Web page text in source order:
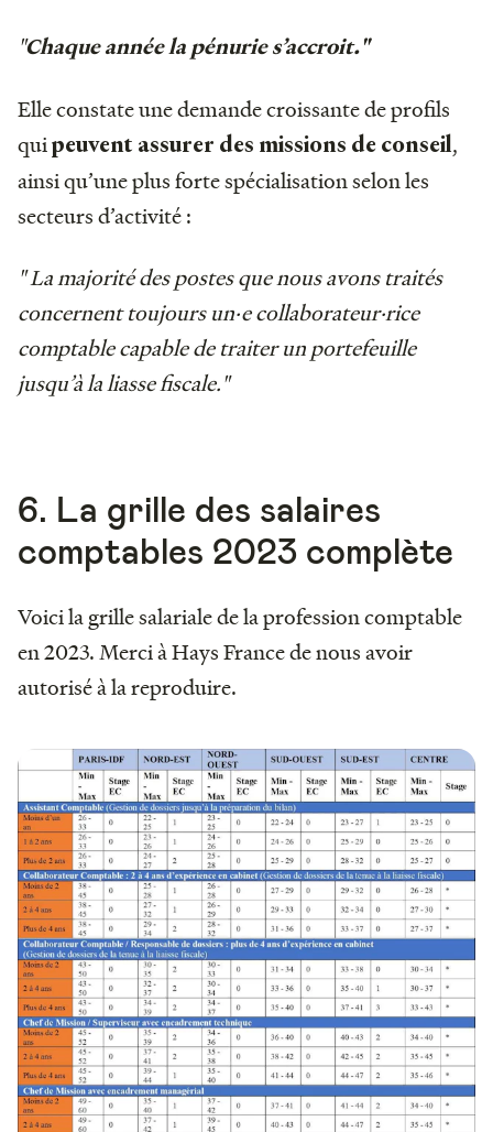
"Chaque année la pénurie s’accroit."
Elle constate une demande croissante de profils
quipeuvent assurer des missions de conseil,
ainsi qu’une plus forte spécialisation selon les
secteurs d’activité :
" La majorité des postes que nous avons traités
concernent toujours un·e collaborateur·rice
comptable capable de traiter un portefeuille
jusqu’à la liasse fiscale."
6. La grille des salaires
comptables 2023 complète
Voici la grille salariale de la profession comptable
en 2023. Merci à Hays France de nous avoir
autorisé à la reproduire.